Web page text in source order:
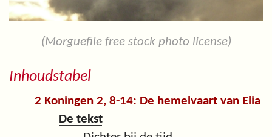
(Morguefile free stock photo license)
Inhoudstabel
2 Koningen 2, 8-14: De hemelvaart van Elia
De tekst